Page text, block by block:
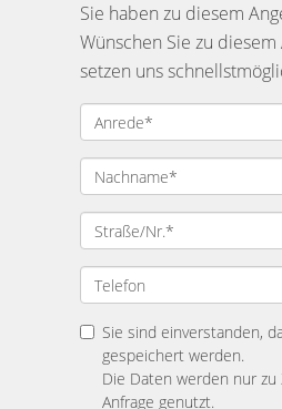
Sie haben zu diesem
Wünschen Sie zu
setzen uns
Sie sind einverstanden,
gespeichert werden.
Die Daten werden nur
Anfrage genutzt.